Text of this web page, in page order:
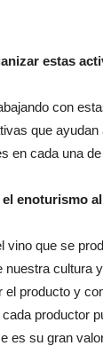
estas
con
que
en cada una
enoturismo
que se
cultura
producto y
productor
es su gran